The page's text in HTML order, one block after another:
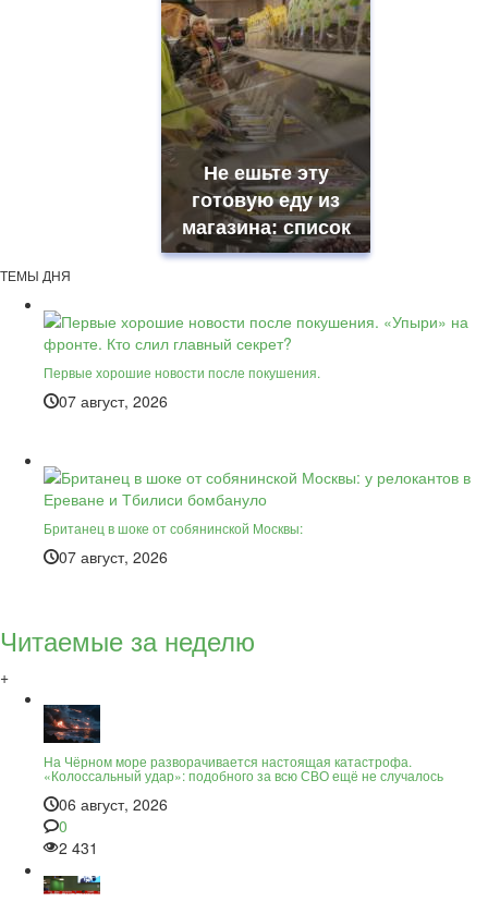
Не ешьте эту
готовую еду из
магазина: список
ТЕМЫ ДНЯ
Первые хорошие новости после покушения.
07 август, 2026
Британец в шоке от собянинской Москвы:
07 август, 2026
Читаемые за неделю
+
На Чёрном море разворачивается настоящая катастрофа.
«Колоссальный удар»: подобного за всю СВО ещё не случалось
06 август, 2026
0
2 431